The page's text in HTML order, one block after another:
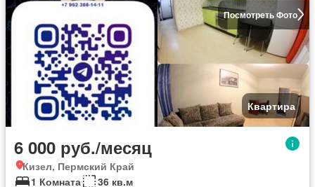
Посмотреть Фото
Квартира
6 000 руб./месяц
Кизел, Пермский Край
1 Комната
36 кв.м